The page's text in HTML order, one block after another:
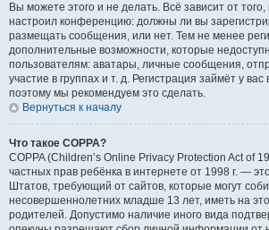
Вы можете этого и не делать. Всё зависит от
настроил конференцию: должны ли вы
размещать сообщения, или нет. Тем не менее
дополнительные возможности, которые
пользователям: аватары, личные сообщения,
участие в группах и т. д. Регистрация займёт у вас
поэтому мы рекомендуем это сделать.
Вернуться к началу
Что такое COPPA?
COPPA (Children’s Online Privacy Protection Act of
частных прав ребёнка в интернете от 1998 г. —
Штатов, требующий от сайтов, которые могут
несовершеннолетних младше 13 лет, иметь на
родителей. Допустимо наличие иного вида